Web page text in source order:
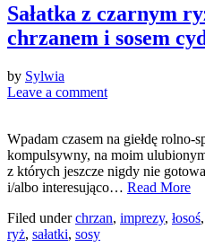
Sałatka z czarnym
chrzanem i sosem
by Sylwia
Leave a comment
Wpadam czasem na giełdę
kompulsywny, na moim
z których jeszcze nigdy nie
i/albo interesująco… Read More
Filed underchrzan, imprezy, łosoś,
ryż, sałatki, sosy